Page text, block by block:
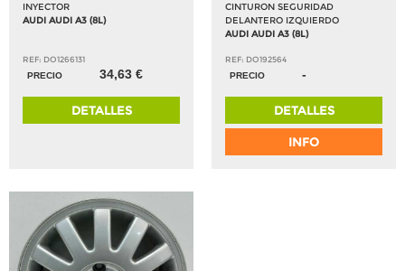
INYECTOR
AUDI AUDI A3 (8L)
REF: DO1266131
PRECIO
34,63 €
DETALLES
CINTURON SEGURIDAD
DELANTERO IZQUIERDO
AUDI AUDI A3 (8L)
REF: DO192564
PRECIO
-
DETALLES
INFO